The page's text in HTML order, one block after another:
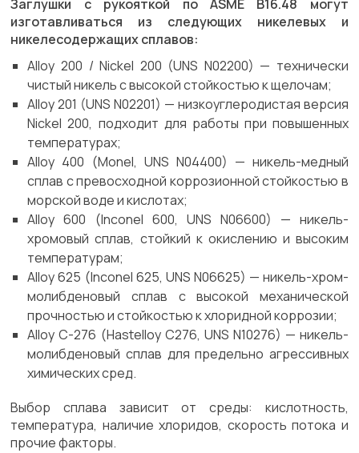
Заглушки с рукояткой по ASME B16.48 могут
изготавливаться из следующих никелевых и
никелесодержащих сплавов:
Alloy 200 / Nickel 200 (UNS N02200) — технически
чистый никель с высокой стойкостью к щелочам;
Alloy 201 (UNS N02201) — низкоуглеродистая версия
Nickel 200, подходит для работы при повышенных
температурах;
Alloy 400 (Monel, UNS N04400) — никель-медный
сплав с превосходной коррозионной стойкостью в
морской воде и кислотах;
Alloy 600 (Inconel 600, UNS N06600) — никель-
хромовый сплав, стойкий к окислению и высоким
температурам;
Alloy 625 (Inconel 625, UNS N06625) — никель-хром-
молибденовый сплав с высокой механической
прочностью и стойкостью к хлоридной коррозии;
Alloy C-276 (Hastelloy C276, UNS N10276) — никель-
молибденовый сплав для предельно агрессивных
химических сред.
Выбор сплава зависит от среды: кислотность,
температура, наличие хлоридов, скорость потока и
прочие факторы.